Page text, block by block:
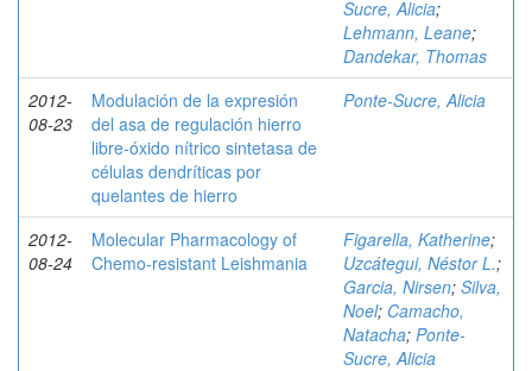
Sucre, Alicia;
Lehmann, Leane;
Dandekar, Thomas
2012-
08-23
Modulación de la expresión
del asa de regulación hierro
libre-óxido nítrico sintetasa de
células dendríticas por
quelantes de hierro
Ponte-Sucre, Alicia
2012-
08-24
Molecular Pharmacology of
Chemo-resistant Leishmania
Figarella, Katherine;
Uzcátegui, Néstor L.;
Garcia, Nirsen; Silva,
Noel; Camacho,
Natacha; Ponte-
Sucre, Alicia